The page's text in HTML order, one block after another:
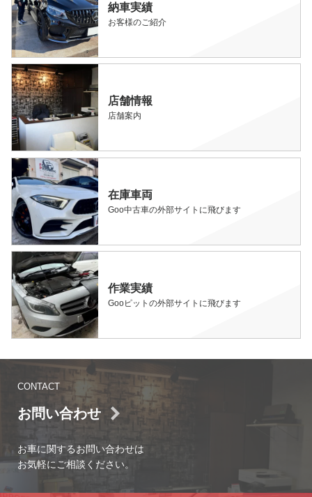
納車実績
お客様のご紹介
店舗情報
店舗案内
在庫車両
Goo中古車の外部サイトに飛びます
作業実績
Gooピットの外部サイトに飛びます
CONTACT
お問い合わせ
お車に関するお問い合わせは
お気軽にご相談ください。